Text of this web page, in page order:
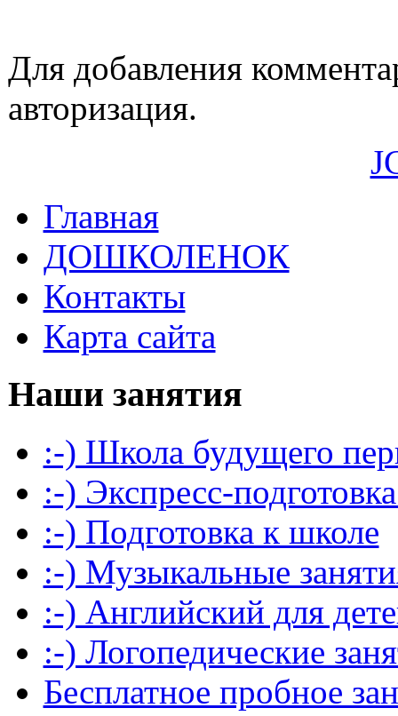
Для добавления
авторизация.
Главная
ДОШКОЛЕНОК
Контакты
Карта сайта
Наши занятия
:-) Школа будущего
:-) Экспресс-
:-) Подготовка к школе
:-) Музыкальные
:-) Английский для
:-) Логопедические
Бесплатное пробное